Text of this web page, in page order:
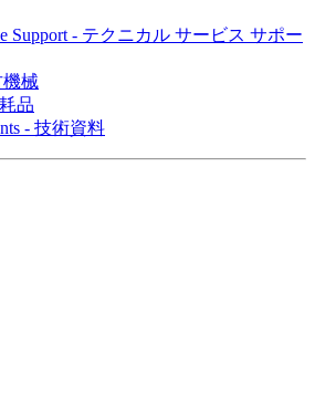
Support - テクニカル サービス サポー
機械
品
- 技術資料